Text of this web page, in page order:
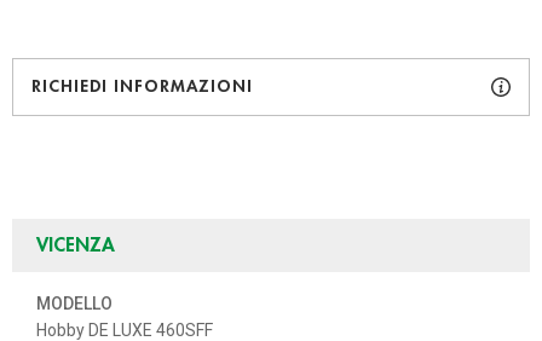
RICHIEDI INFORMAZIONI
VICENZA
MODELLO
Hobby DE LUXE 460SFF